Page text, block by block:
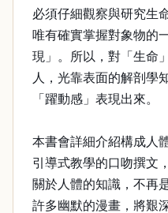
必須仔細觀察與研究生命
唯有確實掌握對象物的
現」。所以，對「生命
人，光靠表面的解剖學
「躍動感」表現出來。
本書會詳細介紹構成人
引導式教學的口吻撰文
關於人體的知識，不再
許多幽默的漫畫，將艱